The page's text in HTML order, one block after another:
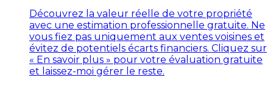
Découvrez la valeur réelle de votre propriété
avec une estimation professionnelle gratuite. Ne
vous fiez pas uniquement aux ventes voisines et
évitez de potentiels écarts financiers. Cliquez sur
« En savoir plus » pour votre évaluation gratuite
et laissez-moi gérer le reste.